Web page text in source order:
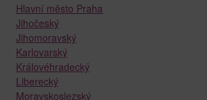
Hlavní město Praha
Jihočeský
Jihomoravský
Karlovarský
Královéhradecký
Liberecký
Moravskoslezský